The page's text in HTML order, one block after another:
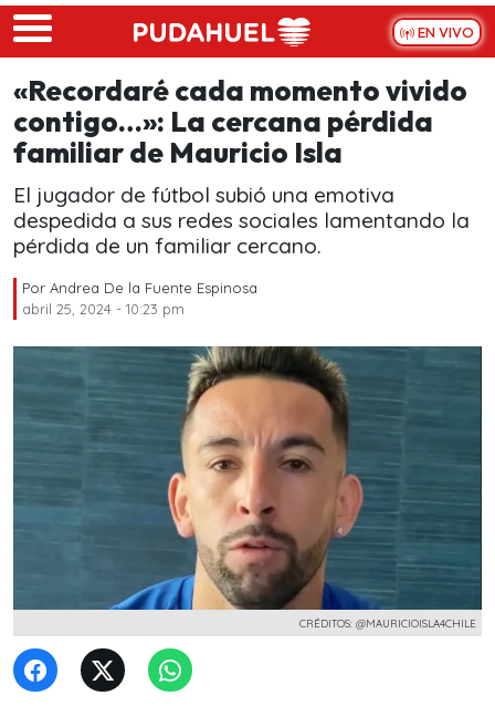
Skip to main content
EN VIVO
«Recordaré cada momento vivido
contigo…»: La cercana pérdida
familiar de Mauricio Isla
El jugador de fútbol subió una emotiva
despedida a sus redes sociales lamentando la
pérdida de un familiar cercano.
Por Andrea De la Fuente Espinosa
abril 25, 2024 - 10:23 pm
CRÉDITOS: @MAURICIOISLA4CHILE